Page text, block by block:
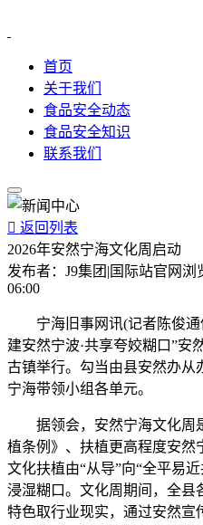
首页
关于我们
食品安全动态
食品安全知识
联系我们
 返回列表
2026年安然宁海文化周启动
发布者： J9集团|国际站官网 浏
06:00
宁海旧事网讯(记者陈俊通
建安然宁波·共享夸姣糊口”安
古镇举行。勾当由县安然办从
宁海带领小组各单元。
据领会，安然宁海文化周
植条例》、扶植更高程度安然
文化扶植由“从导”向“全平易
浸湿糊口。文化周期间，全县
特色取行业现实，通过安然宣